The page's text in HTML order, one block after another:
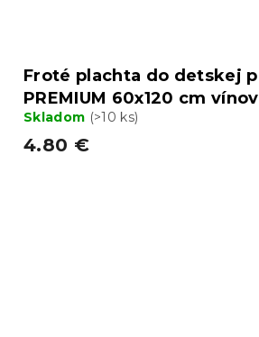
Froté plachta do detskej
PREMIUM 60x120 cm
Skladom (>10 ks)
4.80 €